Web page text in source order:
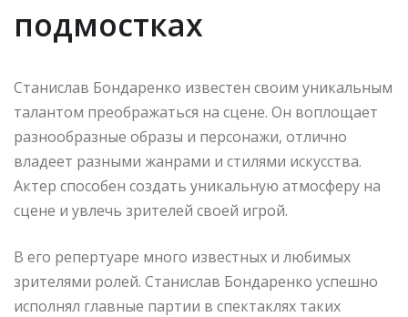
подмостках
Станислав Бондаренко известен своим уникальным
талантом преображаться на сцене. Он воплощает
разнообразные образы и персонажи, отлично
владеет разными жанрами и стилями искусства.
Актер способен создать уникальную атмосферу на
сцене и увлечь зрителей своей игрой.
В его репертуаре много известных и любимых
зрителями ролей. Станислав Бондаренко успешно
исполнял главные партии в спектаклях таких